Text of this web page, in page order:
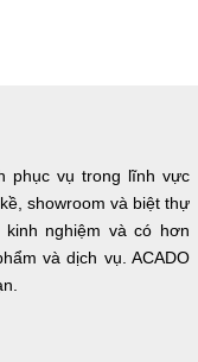
phục vụ trong lĩnh vực
showroom và biệt thự
nghiệm và có hơn
và dịch vụ. ACADO